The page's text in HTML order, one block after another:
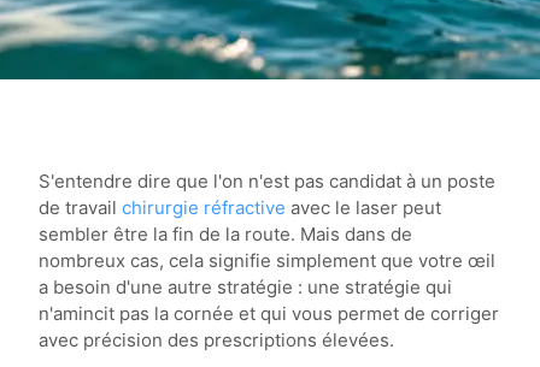
S'entendre dire que l'on n'est pas candidat à un poste
de travailchirurgie réfractive avec le laser peut
sembler être la fin de la route. Mais dans de
nombreux cas, cela signifie simplement que votre œil
a besoin d'une autre stratégie : une stratégie qui
n'amincit pas la cornée et qui vous permet de corriger
avec précision des prescriptions élevées.